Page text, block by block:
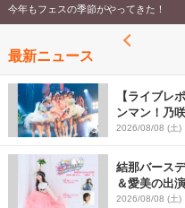
今年もフェスの季節がやってきた！
最新ニュース
【ライブレ
ンマン！乃
Onephony
＞
2026/08/08 (土)
結那バース
＆愛美の出
2026/08/08 (土)